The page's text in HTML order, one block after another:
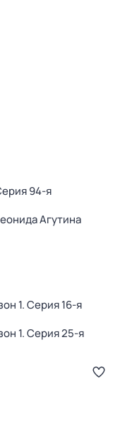
94-я
Агутина
1. Серия 16-я
1. Серия 25-я